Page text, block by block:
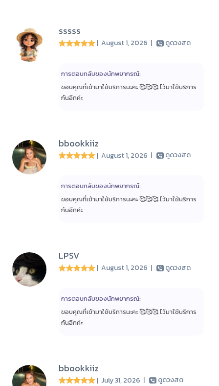
sssss
| August 1, 2026 | ดูดวงสด
การตอบกลับของนักพยากรณ์:
ขอบคุณที่เข้ามาใช้บริการนะคะ 🥰🥰🥰 ไว้มาใช้บริการ
กันอีกค่ะ
bbookkiiz
| August 1, 2026 | ดูดวงสด
การตอบกลับของนักพยากรณ์:
ขอบคุณที่เข้ามาใช้บริการนะคะ 🥰🥰🥰 ไว้มาใช้บริการ
กันอีกค่ะ
LPSV
| August 1, 2026 | ดูดวงสด
การตอบกลับของนักพยากรณ์:
ขอบคุณที่เข้ามาใช้บริการนะคะ 🥰🥰🥰 ไว้มาใช้บริการ
กันอีกค่ะ
bbookkiiz
| July 31, 2026 | ดูดวงสด